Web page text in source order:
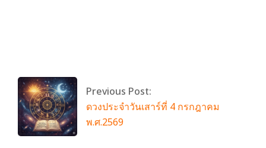
Previous Post:
ดวงประจำวันเสาร์ที่ 4 กรกฎาคม
พ.ศ.2569